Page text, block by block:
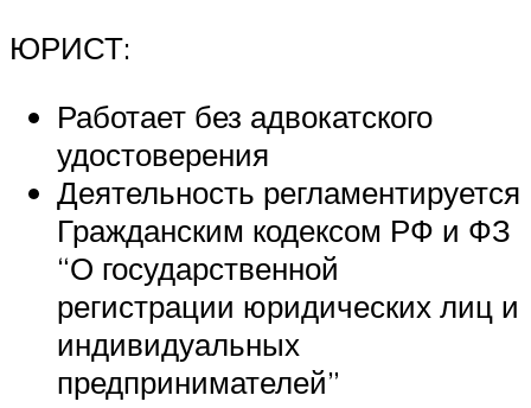
ЮРИСТ:
Работает без адвокатского
удостоверения
Деятельность регламентируется
Гражданским кодексом РФ и ФЗ
“О государственной
регистрации юридических лиц и
индивидуальных
предпринимателей”